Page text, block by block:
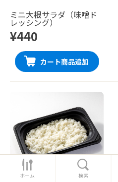
ミニ大根サラダ（味噌ド
レッシング）
¥440
カート商品追加
ホ
ー
ホーム 索
検索